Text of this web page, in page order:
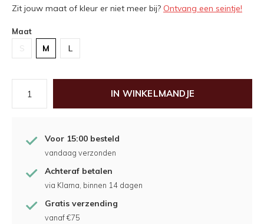
Zit jouw maat of kleur er niet meer bij? Ontvang een seintje!
Maat
S M L
IN WINKELMANDJE
Voor 15:00 besteld
vandaag verzonden
Achteraf betalen
via Klarna, binnen 14 dagen
Gratis verzending
vanaf €75